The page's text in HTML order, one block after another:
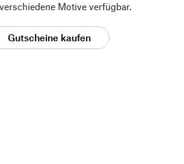
Motive verfügbar.
Gutscheine kaufen